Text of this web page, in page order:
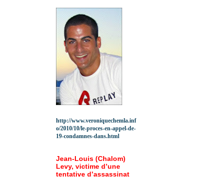
http://www.veroniquechemla.inf
o/2010/10/le-proces-en-appel-de-
19-condamnes-dans.html
Jean-Louis (Chalom)
Levy, victime d’une
tentative d’assassinat